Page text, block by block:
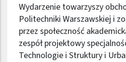
Wydarzenie towarzyszy
Politechniki Warszawskiej i
przez społeczność
zespół projektowy
Technologie i Struktury i